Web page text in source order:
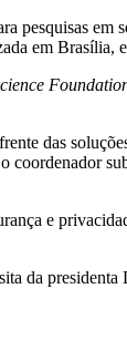
em
em Brasília,
das
coordenador
e
da